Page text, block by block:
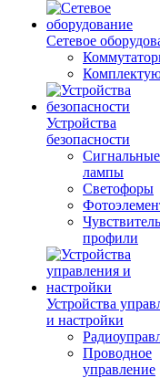
Сетевое
Устройства
безопасности
Сигнальные
лампы
Светофоры
профили
Устройства
и настройки
Проводное
управление